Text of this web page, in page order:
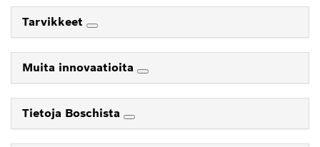
Tarvikkeet
Muita innovaatioita
Tietoja Boschista